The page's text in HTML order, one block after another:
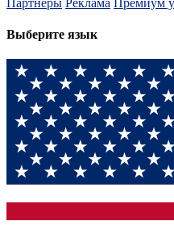
Выберите язык